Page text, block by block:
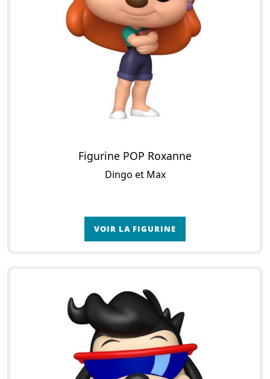
Figurine POP Roxanne
Dingo et Max
VOIR LA FIGURINE